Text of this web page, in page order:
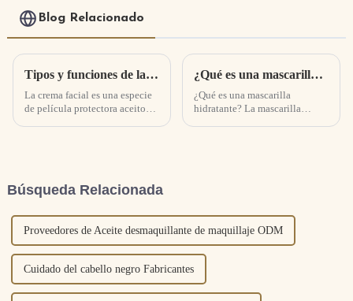
Blog Relacionado
Tipos y funciones de las cremas faciales, uso adecuado de las cremas faciales
La crema facial es una especie
de película protectora aceitosa
antienvejecimiento, crema
humectante, etc.
¿Qué es una mascarilla hidratante? La diferencia entre mascarillas hidratantes y mascarillas hidratantes
¿Qué es una mascarilla
hidratante? La mascarilla
rápido...
Búsqueda Relacionada
Proveedores de Aceite desmaquillante de maquillaje ODM
Cuidado del cabello negro Fabricantes